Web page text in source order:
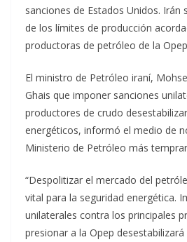
sanciones de Estados Unidos. Irán
de los límites de producción
productoras de petróleo de la
El ministro de Petróleo iraní,
Ghais que imponer sanciones
productores de crudo
energéticos, informó el medio de
Ministerio de Petróleo más
“Despolitizar el mercado del
vital para la seguridad energética.
unilaterales contra los principales
presionar a la Opep